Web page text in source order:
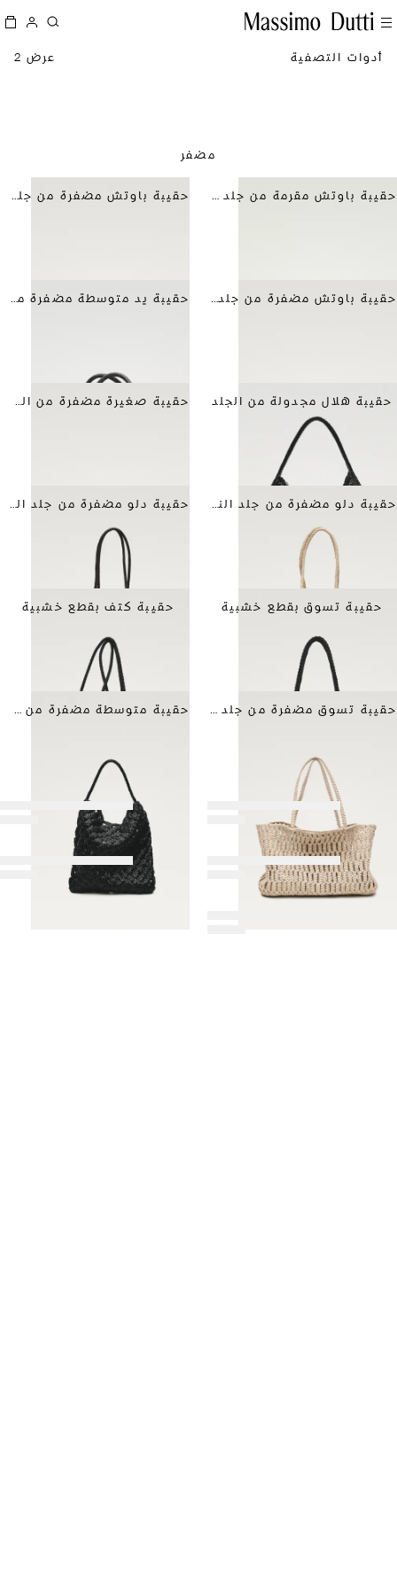
أدوات التصفية عرض 2
مضفر
حقيبة باوتش مقرمة من جلد النابا حقيبة باوتش مضفرة من جلد نابا
حقيبة باوتش مضفرة من جلد نابا حقيبة يد متوسطة مضفرة من جلد النابا
حقيبة هلال مجدولة من الجلد حقيبة صغيرة مضفرة من الجلد
حقيبة دلو مضفرة من جلد النابا حقيبة دلو مضفرة من جلد النابا
حقيبة تسوق بقطع خشبية حقيبة كتف بقطع خشبية
حقيبة تسوق مضفرة من جلد النابا حقيبة متوسطة مضفرة من جلد النابا